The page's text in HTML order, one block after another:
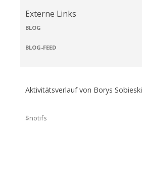
Externe Links
BLOG
BLOG-FEED
Aktivitätsverlauf von Borys Sobieski
$notifs